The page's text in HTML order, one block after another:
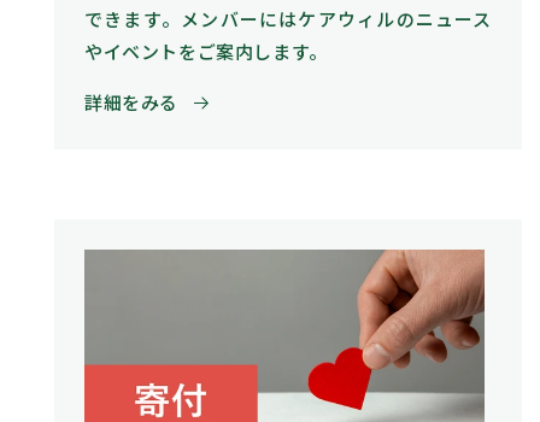
できます。メンバーにはケアウィルのニュース
やイベントをご案内します。
詳細をみる